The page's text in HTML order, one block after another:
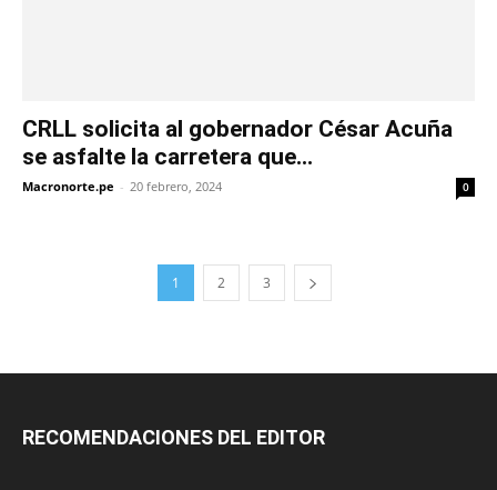
CRLL solicita al gobernador César Acuña
se asfalte la carretera que...
Macronorte.pe - 20 febrero, 2024 0
1 2 3
RECOMENDACIONES DEL EDITOR